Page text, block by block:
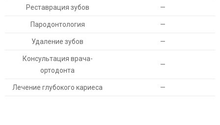
Реставрация зубов —
Пародонтология —
Удаление зубов —
Консультация врача-
ортодонта
—
Лечение глубокого кариеса —